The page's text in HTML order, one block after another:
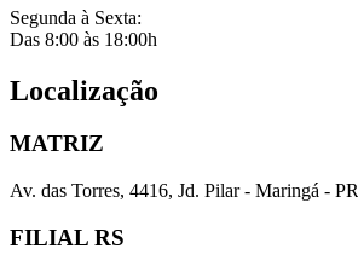
Segunda à Sexta:
Das 8:00 às 18:00h
Localização
MATRIZ
Av. das Torres, 4416, Jd. Pilar - Maringá - PR
FILIAL RS